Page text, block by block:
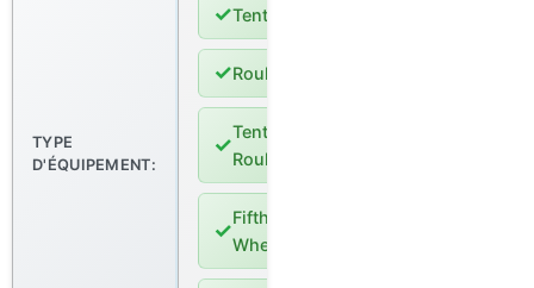
TYPE
D'ÉQUIPEMENT:
✓Tente
✓Roulotte
✓
Tente-
Roulotte
✓
Fifth
Wheel